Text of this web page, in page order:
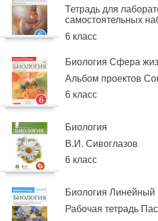
Тетрадь для
самостоятельных
6 класс
Биология Сфера
Альбом проектов
6 класс
Биология
В.И. Сивоглазов
6 класс
Биология Линейный
Рабочая тетрадь